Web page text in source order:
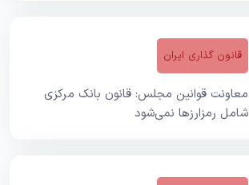
قانون گذاری ایران
معاونت قوانین مجلس: قانون بانک مرکزی
شامل رمزارز‌ها نمی‌شود